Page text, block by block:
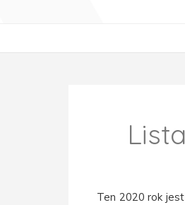
Ten 2020 rok